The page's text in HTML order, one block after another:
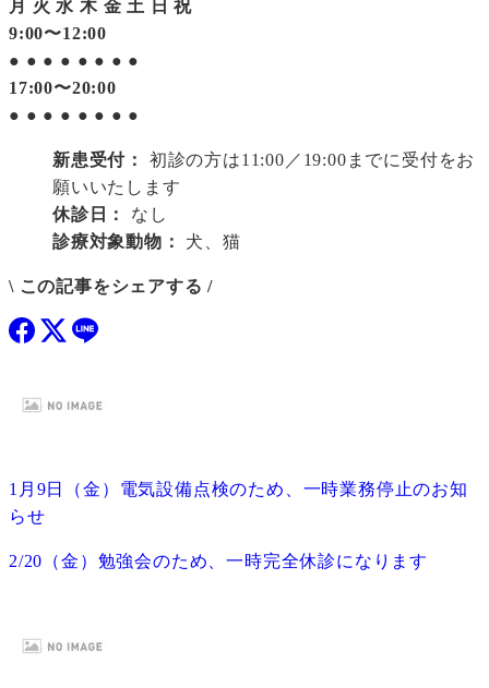
月
火 水 木 金 土 日 祝
9:00〜12:00
● ● ● ● ● ● ● ●
17:00〜20:00
● ● ● ● ● ● ● ●
新患受付：
初診の方は11:00／19:00までに受付をお
願いいたします
休診日：
なし
診療対象動物：
犬、猫
\ この記事をシェアする /
1月9日（金）電気設備点検のため、一時業務停止のお知
らせ
2/20（金）勉強会のため、一時完全休診になります